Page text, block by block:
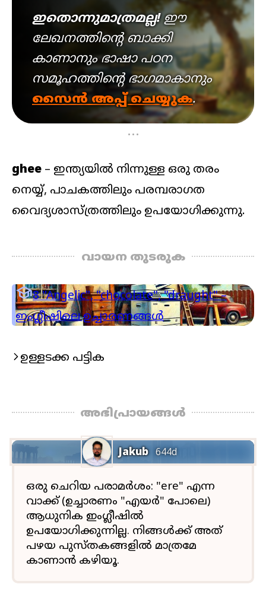
ഇതൊന്നുമാത്രമല്ല!ഈ
ലേഖനത്തിന്റെ ബാക്കി
കാണാനും ഭാഷാ പഠന
സമൂഹത്തിന്റെ ഭാഗമാകാനും
സൈൻ അപ്പ് ചെയ്യുക.
...
ghee – ഇന്ത്യയിൽ നിന്നുള്ള ഒരു തരം
നെയ്യ്, പാചകത്തിലും പരമ്പരാഗത
വൈദ്യശാസ്ത്രത്തിലും ഉപയോഗിക്കുന്നു.
വായന തുടരുക
8"Angelic", "chocolate", "draught" –
ഇംഗ്ലീഷിലെ ഉച്ചാരണങ്ങൾ
ഉള്ളടക്ക പട്ടിക
അഭിപ്രായങ്ങൾ
Jakub 644d
ഒരു ചെറിയ പരാമർശം: "ere" എന്ന
വാക്ക് (ഉച്ചാരണം "എയർ" പോലെ)
ആധുനിക ഇംഗ്ലീഷിൽ
ഉപയോഗിക്കുന്നില്ല. നിങ്ങൾക്ക് അത്
പഴയ പുസ്തകങ്ങളിൽ മാത്രമേ
കാണാൻ കഴിയൂ.